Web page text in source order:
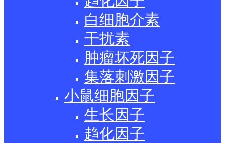
白细胞介素
干扰素
肿瘤坏死因子
集落刺激因子
小鼠细胞因子
生长因子
趋化因子